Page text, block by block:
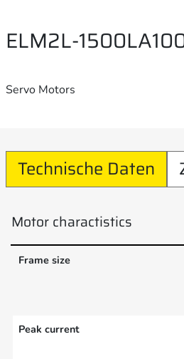
ELM2L-
Servo Motors
Technische Daten
Motor charactistics
Frame size
Peak current